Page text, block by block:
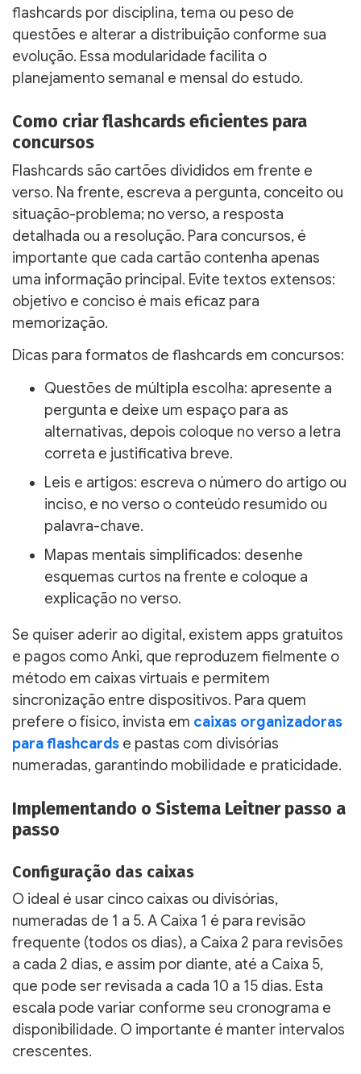
flashcards por disciplina, tema ou peso de
questões e alterar a distribuição conforme sua
evolução. Essa modularidade facilita o
planejamento semanal e mensal do estudo.
Como criar flashcards eficientes para
concursos
Flashcards são cartões divididos em frente e
verso. Na frente, escreva a pergunta, conceito ou
situação-problema; no verso, a resposta
detalhada ou a resolução. Para concursos, é
importante que cada cartão contenha apenas
uma informação principal. Evite textos extensos:
objetivo e conciso é mais eficaz para
memorização.
Dicas para formatos de flashcards em concursos:
Questões de múltipla escolha: apresente a
pergunta e deixe um espaço para as
alternativas, depois coloque no verso a letra
correta e justificativa breve.
Leis e artigos: escreva o número do artigo ou
inciso, e no verso o conteúdo resumido ou
palavra-chave.
Mapas mentais simplificados: desenhe
esquemas curtos na frente e coloque a
explicação no verso.
Se quiser aderir ao digital, existem apps gratuitos
e pagos como Anki, que reproduzem fielmente o
método em caixas virtuais e permitem
sincronização entre dispositivos. Para quem
prefere o físico, invista em caixas organizadoras
para flashcards e pastas com divisórias
numeradas, garantindo mobilidade e praticidade.
Implementando o Sistema Leitner passo a
passo
Configuração das caixas
O ideal é usar cinco caixas ou divisórias,
numeradas de 1 a 5. A Caixa 1 é para revisão
frequente (todos os dias), a Caixa 2 para revisões
a cada 2 dias, e assim por diante, até a Caixa 5,
que pode ser revisada a cada 10 a 15 dias. Esta
escala pode variar conforme seu cronograma e
disponibilidade. O importante é manter intervalos
crescentes.